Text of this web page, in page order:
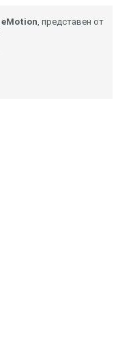
eMotion, представен от